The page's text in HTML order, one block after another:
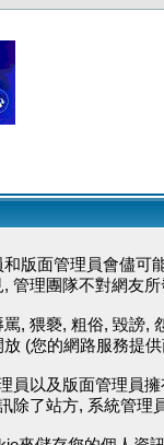
版面管理員會儘可
管理團隊不對網友
, 猥褻, 粗俗, 毀謗,
(您的網路服務提
員以及版面管理員
除了站方, 系統管理